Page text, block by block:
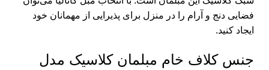
فضایی دنج و آرام را در منزل برای پذیرایی از مهمانان خود
ایجاد کنید.
جنس کلاف خام مبلمان کلاسیک مدل